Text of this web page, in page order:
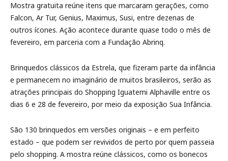
Mostra gratuita reúne itens que marcaram gerações, como
Falcon, Ar Tur, Genius, Maximus, Susi, entre dezenas de
outros ícones. Ação acontece durante quase todo o mês de
fevereiro, em parceria com a Fundação Abrinq.
Brinquedos clássicos da Estrela, que fizeram parte da infância
e permanecem no imaginário de muitos brasileiros, serão as
atrações principais do Shopping Iguatemi Alphaville entre os
dias 6 e 28 de fevereiro, por meio da exposição Sua Infância.
São 130 brinquedos em versões originais – e em perfeito
estado – que podem ser revividos de perto por quem passeia
pelo shopping. A mostra reúne clássicos, como os bonecos